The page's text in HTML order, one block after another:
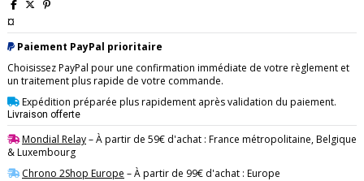
¤
Paiement PayPal prioritaire
Choisissez PayPal pour une confirmation immédiate de votre règlement et
un traitement plus rapide de votre commande.
Expédition préparée plus rapidement après validation du paiement.
Livraison offerte
Mondial Relay– À partir de 59€ d'achat : France métropolitaine, Belgique
& Luxembourg
Chrono 2Shop Europe – À partir de 99€ d'achat : Europe